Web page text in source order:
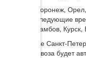
Воронеж,
следующие
Тамбов,
В городе Санкт-
самовывоза будет